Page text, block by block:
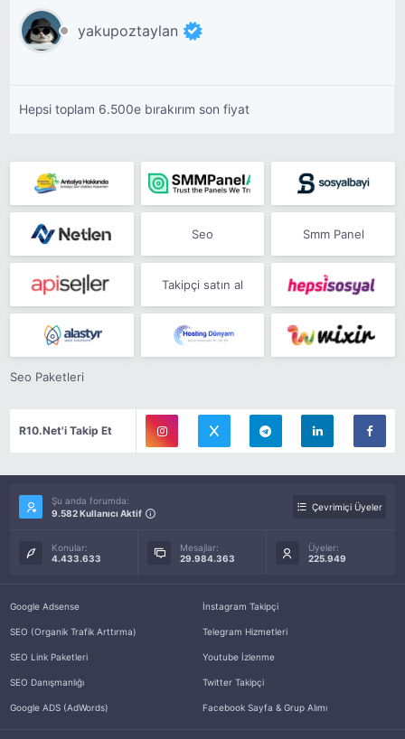
yakupoztaylan
Hepsi toplam 6.500e bırakırım son fiyat
Seo Smm Panel
Takipçi satın al
Seo Paketleri
R10.Net'i Takip Et
Şu anda forumda:
9.582 Kullanıcı Aktif
Çevrimiçi Üyeler
Konular:
4.433.633
Mesajlar:
29.984.363
Üyeler:
225.949
Google Adsense
SEO (Organik Trafik Arttırma)
SEO Link Paketleri
SEO Danışmanlığı
Google ADS (AdWords)
İnstagram Takipçi
Telegram Hizmetleri
Youtube İzlenme
Twitter Takipçi
Facebook Sayfa & Grup Alımı